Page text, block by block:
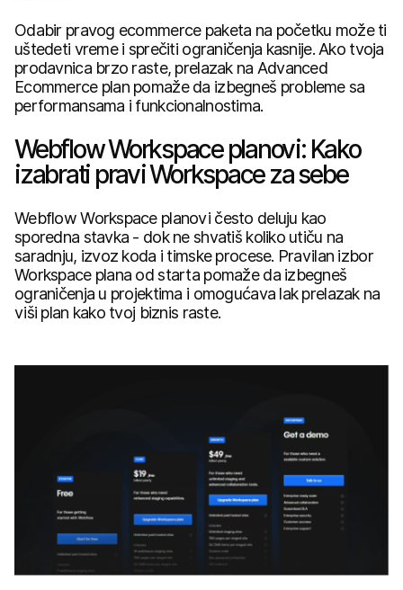
Odabir pravog ecommerce paketa na početku može ti
uštedeti vreme i sprečiti ograničenja kasnije. Ako tvoja
prodavnica brzo raste, prelazak na Advanced
Ecommerce plan pomaže da izbegneš probleme sa
performansama i funkcionalnostima.
Webflow Workspace planovi: Kako
izabrati pravi Workspace za sebe
Webflow Workspace planovi često deluju kao
sporedna stavka - dok ne shvatiš koliko utiču na
saradnju, izvoz koda i timske procese. Pravilan izbor
Workspace plana od starta pomaže da izbegneš
ograničenja u projektima i omogućava lak prelazak na
viši plan kako tvoj biznis raste.